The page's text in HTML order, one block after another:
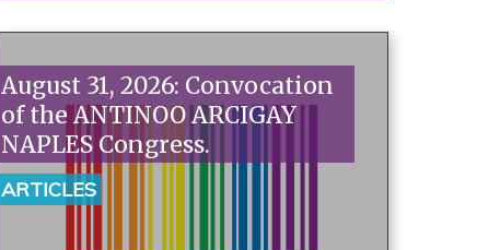
August 31, 2026: Convocation
of the ANTINOO ARCIGAY
NAPLES Congress.
ARTICLES